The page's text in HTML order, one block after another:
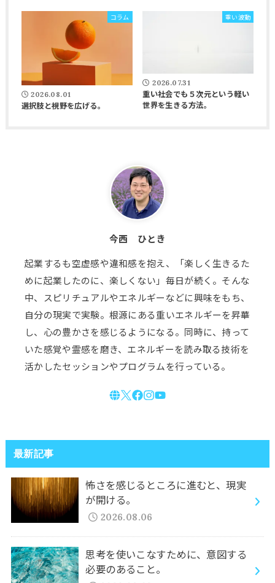
コラム
2026.08.01
選択肢と視野を広げる。
重い波動
2026.07.31
重い社会でも５次元という軽い
世界を生きる方法。
今西 ひとき
起業するも空虚感や違和感を抱え、「楽しく生きるた
めに起業したのに、楽しくない」毎日が続く。そんな
中、スピリチュアルやエネルギーなどに興味をもち、
自分の現実で実験。根源にある重いエネルギーを昇華
し、心の豊かさを感じるようになる。同時に、持って
いた感覚や霊感を磨き、エネルギーを読み取る技術を
活かしたセッションやプログラムを行っている。
最新記事
怖さを感じるところに進むと、現実
が開ける。
2026.08.06
思考を使いこなすために、意図する
必要のあること。